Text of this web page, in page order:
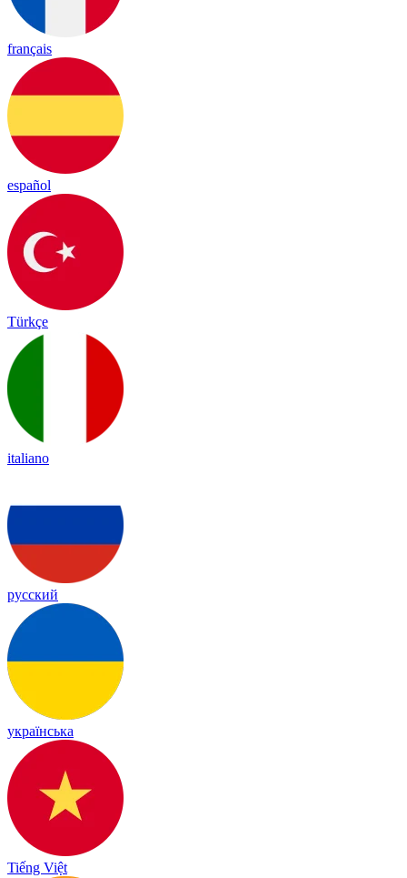
français
español
Türkçe
italiano
русский
українська
Tiếng Việt